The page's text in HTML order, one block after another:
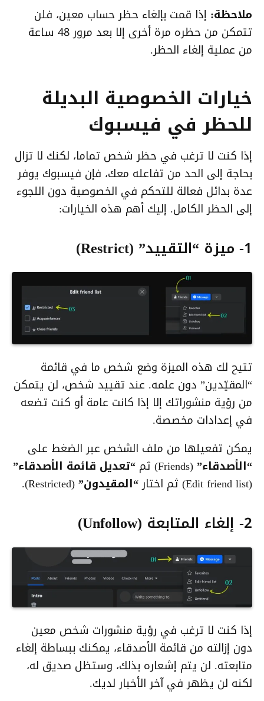
ملاحظة: إذا قمت بإلغاء حظر حساب معين، فلن
تتمكن من حظره مرة أخرى إلا بعد مرور 48 ساعة
من عملية إلغاء الحظر.
خيارات الخصوصية البديلة
للحظر في فيسبوك
إذا كنت لا ترغب في حظر شخص تماما، لكنك لا تزال
بحاجة إلى الحد من تفاعله معك، فإن فيسبوك يوفر
عدة بدائل فعالة للتحكم في الخصوصية دون اللجوء
إلى الحظر الكامل. إليك أهم هذه الخيارات:
1- ميزة “التقييد” (Restrict)
تتيح لك هذه الميزة وضع شخص ما في قائمة
“المقيّدين” دون علمه. عند تقييد شخص، لن يتمكن
من رؤية منشوراتك إلا إذا كانت عامة أو كنت تضعه
في إعدادات مخصصة.
يمكن تفعيلها من ملف الشخص عبر الضغط على
“الأصدقاء”(Friends) ثم
“تعديل قائمة الأصدقاء”
(Edit friend list) ثم اختار
“المقيدون”(Restricted).
2- إلغاء المتابعة (Unfollow)
إذا كنت لا ترغب في رؤية منشورات شخص معين
دون إزالته من قائمة الأصدقاء، يمكنك ببساطة إلغاء
متابعته. لن يتم إشعاره بذلك، وستظل صديق له،
لكنه لن يظهر في آخر الأخبار لديك.